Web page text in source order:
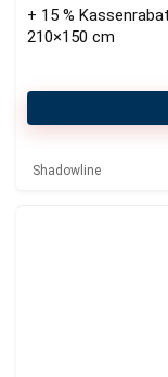
+ 15 %
210×150 cm
Shadowline